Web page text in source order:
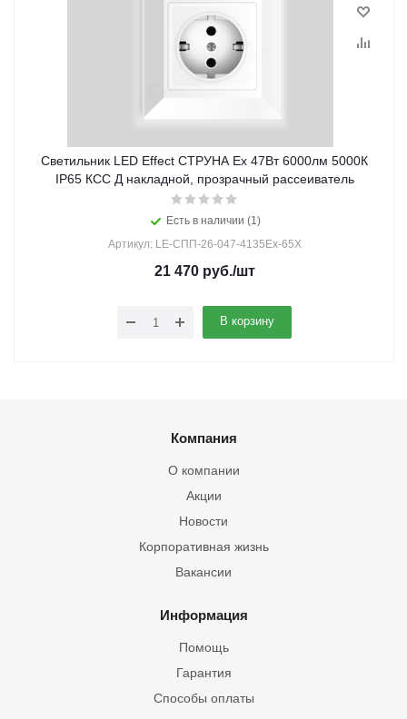
Светильник LED Effect СТРУНА Ex 47Вт 6000лм 5000К
IP65 КСС Д накладной, прозрачный рассеиватель
Есть в наличии (1)
Артикул: LE-СПП-26-047-4135Ex-65Х
21 470руб./шт
В корзину
Компания
О компании
Акции
Новости
Корпоративная жизнь
Вакансии
Информация
Помощь
Гарантия
Способы оплаты